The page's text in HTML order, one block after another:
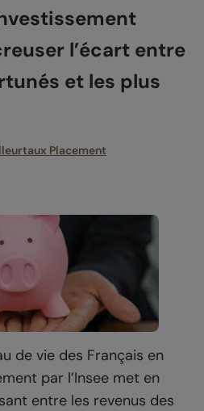
l’écart entre
et les plus
Placement
de vie des Français en
par l’Insee met en
entre les revenus des